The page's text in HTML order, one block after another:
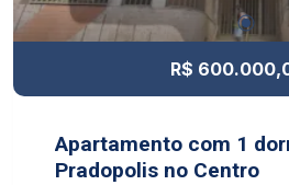
R$
Apartamento com 1
Pradopolis no Centro